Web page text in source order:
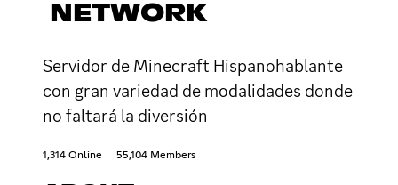
NETWORK
Servidor de Minecraft Hispanohablante
con gran variedad de modalidades donde
no faltará la diversión
1,314 Online 55,104 Members